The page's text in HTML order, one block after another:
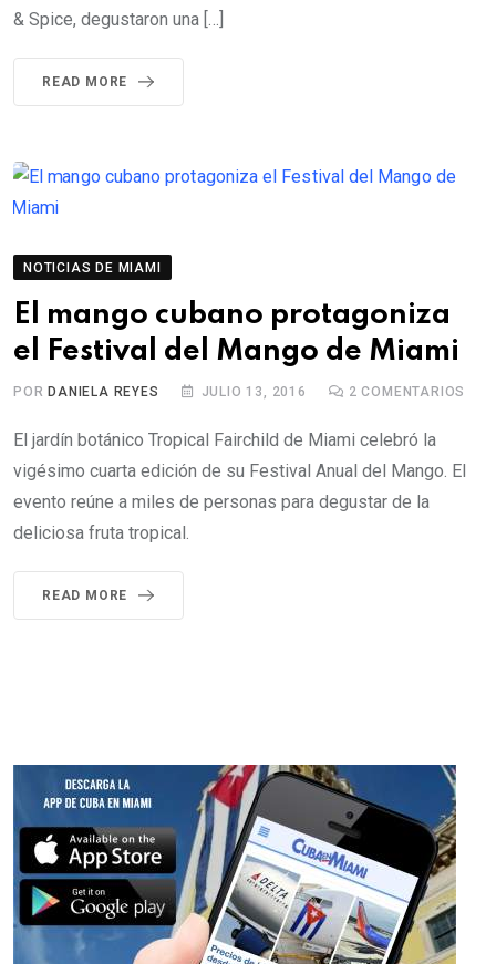
& Spice, degustaron una […]
READ MORE
NOTICIAS DE MIAMI
El mango cubano protagoniza
el Festival del Mango de Miami
POR DANIELA REYES JULIO 13, 2016 2 COMENTARIOS
El jardín botánico Tropical Fairchild de Miami celebró la
vigésimo cuarta edición de su Festival Anual del Mango. El
evento reúne a miles de personas para degustar de la
deliciosa fruta tropical.
READ MORE